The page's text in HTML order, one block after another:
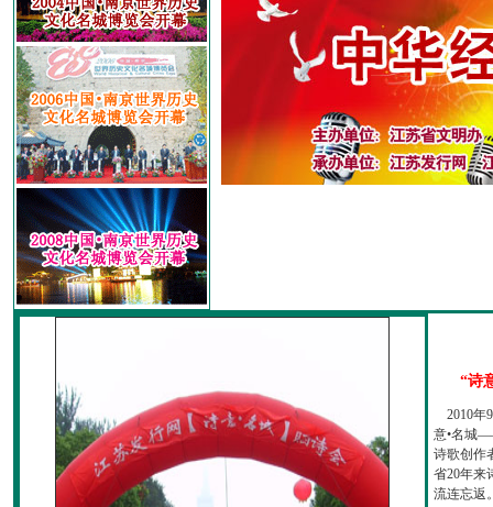
“诗
2010年
意•名城
诗歌创作
省20年来
流连忘返